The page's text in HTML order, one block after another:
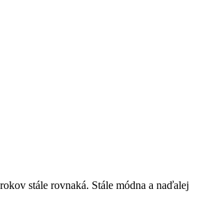
stále rovnaká. Stále módna a naďalej